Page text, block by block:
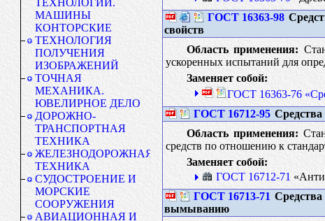
ТЕХНОЛОГИИ.
МАШИНЫ
КОНТОРСКИЕ
ТЕХНОЛОГИЯ
ПОЛУЧЕНИЯ
ИЗОБРАЖЕНИЙ
ТОЧНАЯ
МЕХАНИКА.
ЮВЕЛИРНОЕ ДЕЛО
ДОРОЖНО-
ТРАНСПОРТНАЯ
ТЕХНИКА
ЖЕЛЕЗНОДОРОЖНАЯ
ТЕХНИКА
СУДОСТРОЕНИЕ И
МОРСКИЕ
СООРУЖЕНИЯ
АВИАЦИОННАЯ И
ГОСТ 16363-98
свойств
Область применения:
ускоренных испытаний для
Заменяет собой:
ГОСТ 16363-76
ГОСТ 16712-95
Область применения:
средств по отношению к
Заменяет собой:
ГОСТ 16712-71
ГОСТ 16713-71
вымыванию